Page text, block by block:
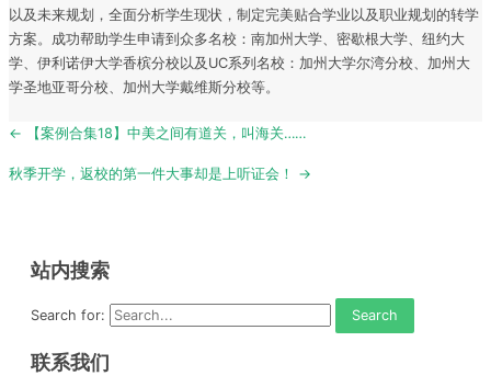
以及未来规划，全面分析学生现状，制定完美贴合学业以及职业规划的转学
方案。成功帮助学生申请到众多名校：南加州大学、密歇根大学、纽约大
学、伊利诺伊大学香槟分校以及UC系列名校：加州大学尔湾分校、加州大
学圣地亚哥分校、加州大学戴维斯分校等。
Post
← 【案例合集18】中美之间有道关，叫海关……
秋季开学，返校的第一件大事却是上听证会！ →
站内搜索
Search for:
联系我们